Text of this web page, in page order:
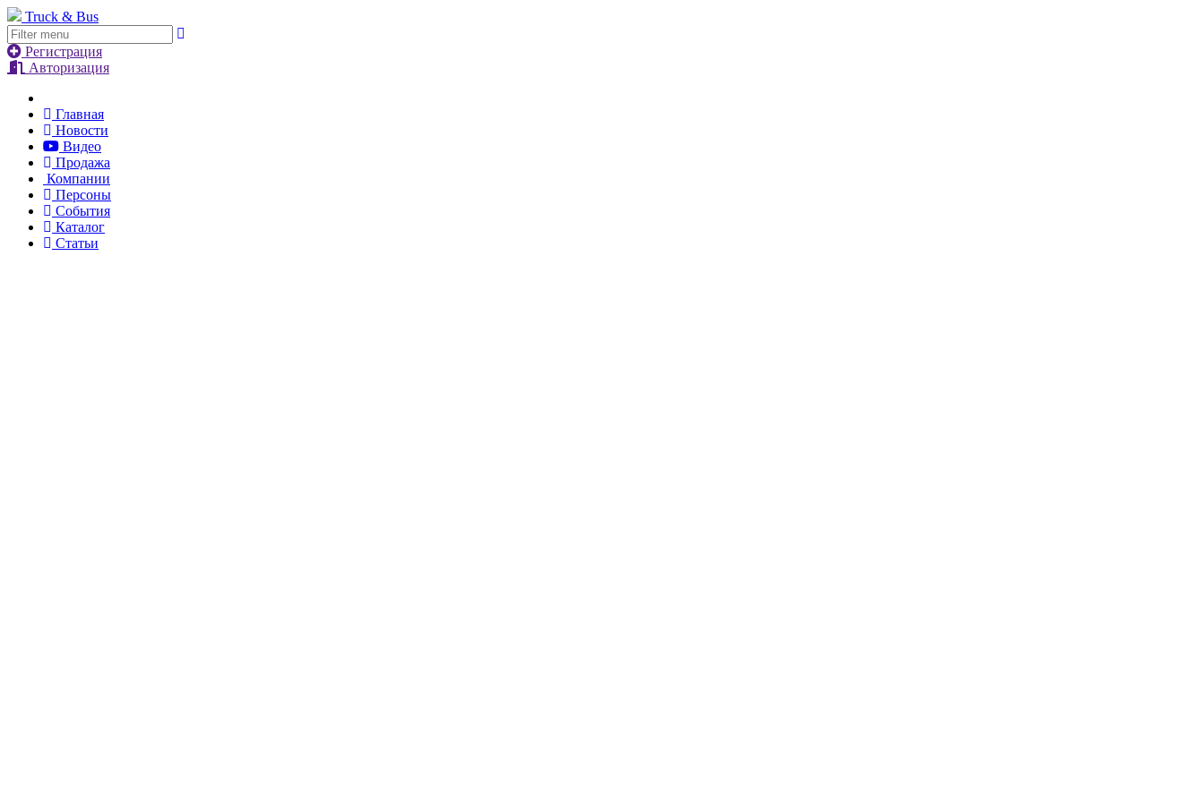
Truck & Bus
Регистрация
Авторизация
Главная
Новости
Видео
Продажа
Компании
Персоны
События
Каталог
Статьи